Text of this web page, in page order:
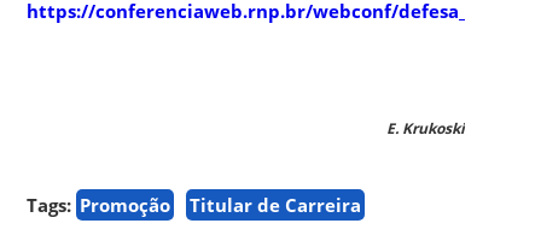
https://conferenciaweb.rnp.br/webconf/defesa_maa
E. Krukoski
Tags: Promoção Titular de Carreira